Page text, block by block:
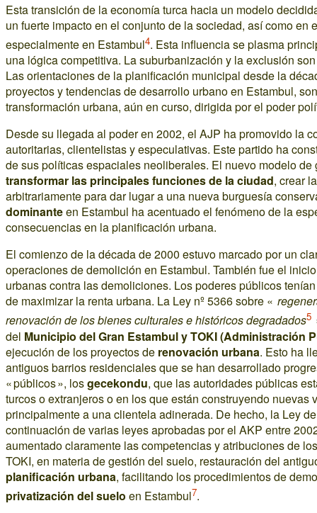
Esta transición de la economía turca hacia un modelo
un fuerte impacto en el conjunto de la sociedad, así como en
especialmente en Estambul4. Esta influencia se plasma
una lógica competitiva. La suburbanización y la exclusión
Las orientaciones de la planificación municipal desde la
proyectos y tendencias de desarrollo urbano en Estambul,
transformación urbana, aún en curso, dirigida por el poder
Desde su llegada al poder en 2002, el AJP ha promovido la
autoritarias, clientelistas y especulativas. Este partido ha
de sus políticas espaciales neoliberales. El nuevo modelo
transformar las principales funciones de la ciudad, crear
arbitrariamente para dar lugar a una nueva burguesía
dominanteen Estambul ha acentuado el fenómeno de la
consecuencias en la planificación urbana.
El comienzo de la década de 2000 estuvo marcado por un
operaciones de demolición en Estambul. También fue el
urbanas contra las demoliciones. Los poderes públicos
de maximizar la renta urbana. La Ley nº 5366 sobre «
renovación de los bienes culturales e históricos degradados5
del Municipio del Gran Estambul y TOKI (Administración
ejecución de los proyectos de renovación urbana. Esto ha
antiguos barrios residenciales que se han desarrollado
« públicos », losgecekondu, que las autoridades públicas
turcos o extranjeros o en los que están construyendo nuevas
principalmente a una clientela adinerada. De hecho, la Ley
continuación de varias leyes aprobadas por el AKP entre
aumentado claramente las competencias y atribuciones de
TOKI, en materia de gestión del suelo, restauración del
planificación urbana, facilitando los procedimientos de
privatización del suelo en Estambul7.